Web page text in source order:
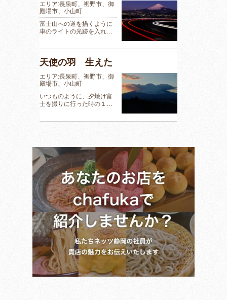
エリア:長泉町、裾野市、御
殿場市、小山町
富士山への道を描くように
車のライトの光跡を入れ…
天使の羽 生えた
エリア:長泉町、裾野市、御
殿場市、小山町
いつものように、夕焼け富
士を撮りに行った時の１…